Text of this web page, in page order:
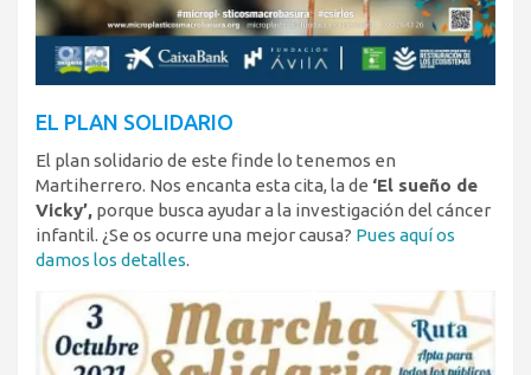
EL PLAN SOLIDARIO
El plan solidario de este finde lo tenemos en
Martiherrero. Nos encanta esta cita, la de ‘El sueño de
Vicky’, porque busca ayudar a la investigación del cáncer
infantil. ¿Se os ocurre una mejor causa? Pues aquí os
damos los detalles.